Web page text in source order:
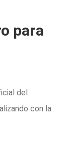
para
del
con la